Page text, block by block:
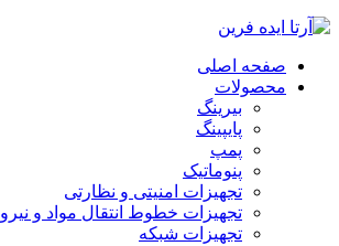
صفحه اصلی
محصولات
بیرینگ
پایپینگ
پمپ
پنوماتیک
تجهیزات امنیتی و نظارتی
تجهیزات خطوط انتقال مواد و نیرو
تجهیزات شبکه